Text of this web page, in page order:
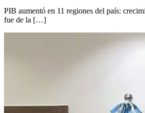
PIB aumentó en 11 regiones del país:
fue de la […]